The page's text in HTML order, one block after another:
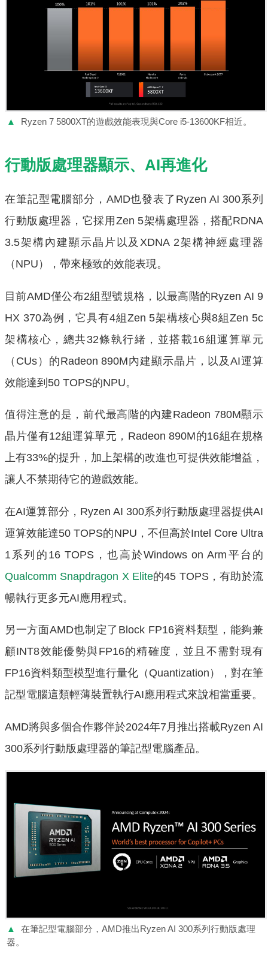
▲ Ryzen 7 5800XT的遊戲效能表現與Core i5-13600KF相近。
行動版處理器顯示、AI再進化
在筆記型電腦部分，AMD也發表了Ryzen AI 300系列
行動版處理器，它採用Zen 5架構處理器，搭配RDNA
3.5架構內建顯示晶片以及XDNA 2架構神經處理器
（NPU），帶來極致的效能表現。
目前AMD僅公布2組型號規格，以最高階的Ryzen AI 9
HX 370為例，它具有4組Zen 5架構核心與8組Zen 5c
架構核心，總共32條執行緒，並搭載16組運算單元
（CUs）的Radeon 890M內建顯示晶片，以及AI運算
效能達到50 TOPS的NPU。
值得注意的是，前代最高階的內建Radeon 780M顯示
晶片僅有12組運算單元，Radeon 890M的16組在規格
上有33%的提升，加上架構的改進也可提供效能增益，
讓人不禁期待它的遊戲效能。
在AI運算部分，Ryzen AI 300系列行動版處理器提供AI
運算效能達50 TOPS的NPU，不但高於Intel Core Ultra
1系列的16 TOPS，也高於Windows on Arm平台的
Qualcomm Snapdragon X Elite的45 TOPS，有助於流
暢執行更多元AI應用程式。
另一方面AMD也制定了Block FP16資料類型，能夠兼
顧INT8效能優勢與FP16的精確度，並且不需對現有
FP16資料類型模型進行量化（Quantization），對在筆
記型電腦這類輕薄裝置執行AI應用程式來說相當重要。
AMD將與多個合作夥伴於2024年7月推出搭載Ryzen AI
300系列行動版處理器的筆記型電腦產品。
▲
在筆記型電腦部分，AMD推出Ryzen AI 300系列行動版處理
器。